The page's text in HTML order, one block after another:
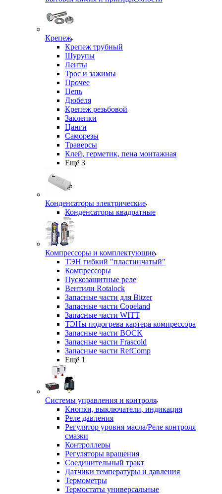
Крепеж
Крепеж трубный
Шурупы
Ленты
Трос и зажимы
Прочее
Цепь
Дюбеля
Крепеж резьбовой
Заклепки
Цанги
Саморезы
Траверсы
Клей, герметик, пена монтажная
Ещё 3
Конденсаторы электрические
Конденсаторы квадратные
Компрессоры и комплектующие
ТЭН гибкий "пластинчатый"
Компрессоры
Пускозащитные реле
Вентили Rotalock
Запасные части для Bitzer
Запасные части Copeland
Запасные части WITT
ТЭНы подогрева картера компрессора
Запасные части BOCK
Запасные части Frascold
Запасные части RefComp
Ещё 1
Системы управления и контроля
Кнопки, выключатели, индикация
Реле давления
Регулятор уровня масла/Реле контроля
смазки
Контроллеры
Регуляторы вращения
Соединительный тракт
Датчики температуры и давления
Термометры
Термостаты универсальные